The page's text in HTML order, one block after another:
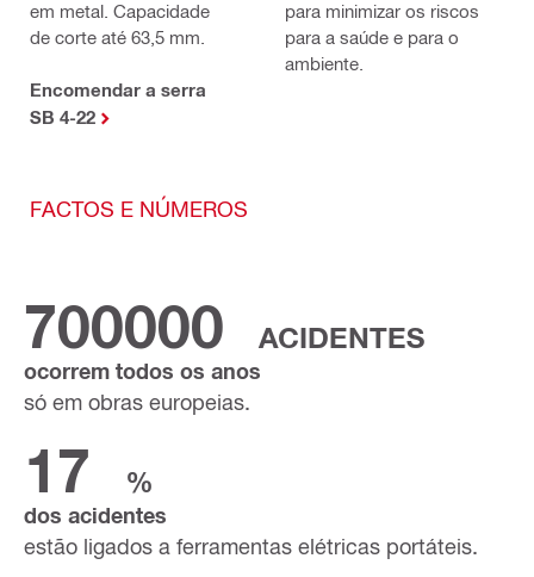
em metal. Capacidade
de corte até 63,5 mm.
Encomendar a serra
SB 4-22
para minimizar os riscos
para a saúde e para o
ambiente.
FACTOS E NÚMEROS
700000 ACIDENTES
ocorrem todos os anos
só em obras europeias.
17 %
dos acidentes
estão ligados a ferramentas elétricas portáteis.